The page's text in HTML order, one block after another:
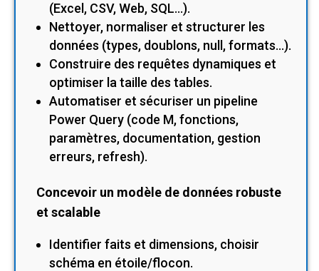
(Excel, CSV, Web, SQL…).
Nettoyer, normaliser et structurer les
données (types, doublons, null, formats…).
Construire des requêtes dynamiques et
optimiser la taille des tables.
Automatiser et sécuriser un pipeline
Power Query (code M, fonctions,
paramètres, documentation, gestion
erreurs, refresh).
Concevoir un modèle de données robuste
et scalable
Identifier faits et dimensions, choisir
schéma en étoile/flocon.